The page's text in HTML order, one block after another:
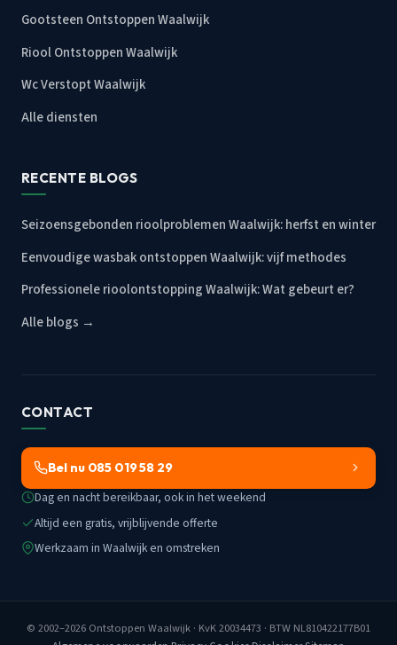
Gootsteen Ontstoppen Waalwijk
Riool Ontstoppen Waalwijk
Wc Verstopt Waalwijk
Alle diensten
RECENTE BLOGS
Seizoensgebonden rioolproblemen Waalwijk: herfst en winter
Eenvoudige wasbak ontstoppen Waalwijk: vijf methodes
Professionele rioolontstopping Waalwijk: Wat gebeurt er?
Alle blogs →
CONTACT
Bel nu 085 019 58 29
Dag en nacht bereikbaar, ook in het weekend
Altijd een gratis, vrijblijvende offerte
Werkzaam in Waalwijk en omstreken
© 2002–2026 Ontstoppen Waalwijk · KvK 20034473 · BTW NL810422177B01